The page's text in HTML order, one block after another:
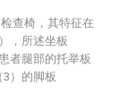
查椅，其特征在
，所述坐板
者腿部的托举板
3）的脚板